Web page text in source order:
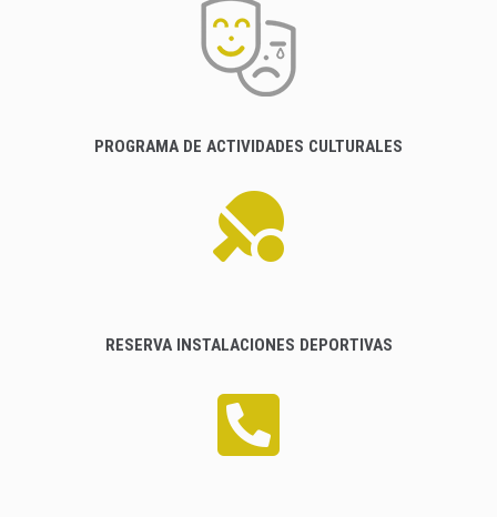
PROGRAMA DE ACTIVIDADES CULTURALES
RESERVA INSTALACIONES DEPORTIVAS